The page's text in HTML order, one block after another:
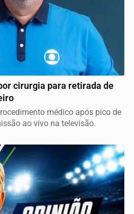
cirurgia para retirada de
médico após pico de
ao vivo na televisão.